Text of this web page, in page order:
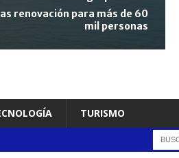
renovación para más de 60
mil personas
TURISMO